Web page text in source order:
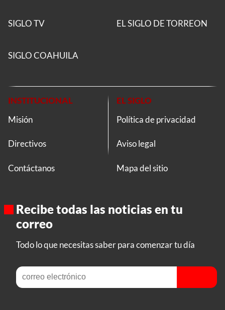
SIGLO TV EL SIGLO DE TORREON
SIGLO COAHUILA
INSTITUCIONAL
Misión
Directivos
Contáctanos
EL SIGLO
Política de privacidad
Aviso legal
Mapa del sitio
Recibe todas las noticias en tu
correo
Todo lo que necesitas saber para comenzar tu día